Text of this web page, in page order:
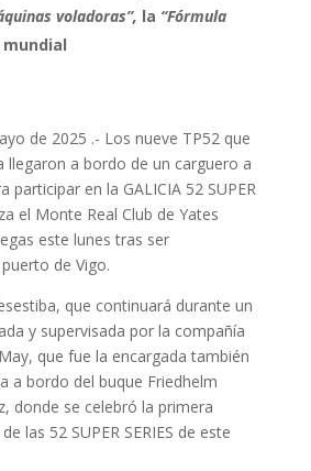
voladoras”, la “Fórmula
de 2025 .- Los nueve TP52 que
llegaron a bordo de un carguero a
participar en la GALICIA 52 SUPER
el Monte Real Club de Yates
este lunes tras ser
de Vigo.
que continuará durante un
y supervisada por la compañía
que fue la encargada también
a bordo del buque Friedhelm
donde se celebró la primera
las 52 SUPER SERIES de este